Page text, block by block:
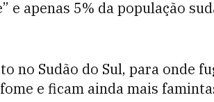
e apenas 5% da população
no Sudão do Sul, para onde
e ficam ainda mais